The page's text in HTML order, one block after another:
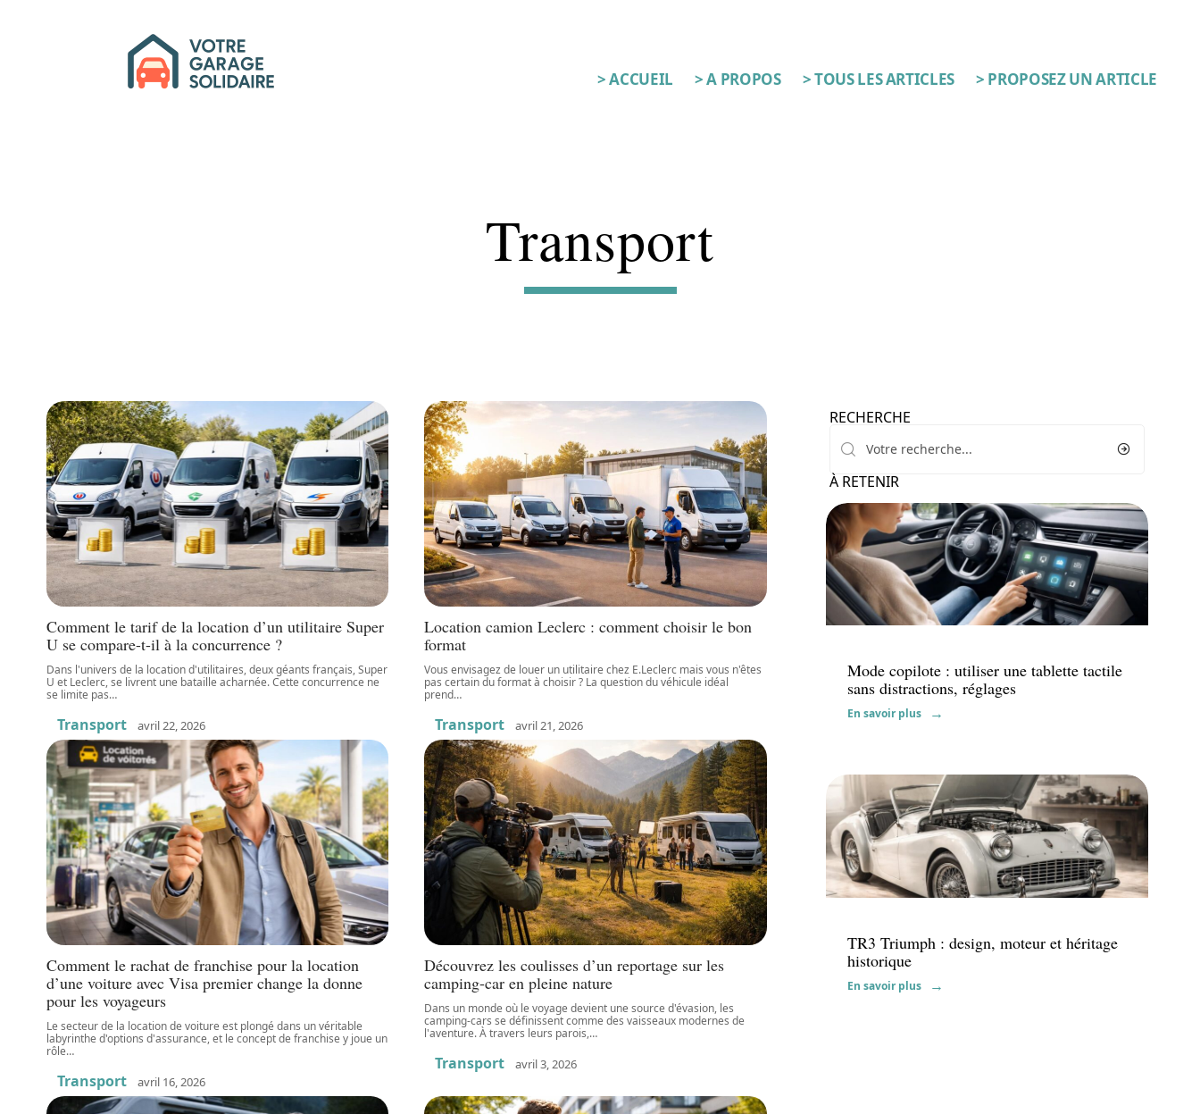
> ACCUEIL > A PROPOS > TOUS LES ARTICLES > PROPOSEZ UN ARTICLE
Transport
Comment le tarif de la location d’un utilitaire Super
U se compare-t-il à la concurrence ?
Dans l'univers de la location d'utilitaires, deux géants français, Super
U et Leclerc, se livrent une bataille acharnée. Cette concurrence ne
se limite pas…
Transport avril 22, 2026
Location camion Leclerc : comment choisir le bon
format
Vous envisagez de louer un utilitaire chez E.Leclerc mais vous n'êtes
pas certain du format à choisir ? La question du véhicule idéal
prend…
Transport avril 21, 2026
Comment le rachat de franchise pour la location
d’une voiture avec Visa premier change la donne
pour les voyageurs
Le secteur de la location de voiture est plongé dans un véritable
labyrinthe d'options d'assurance, et le concept de franchise y joue un
rôle…
Transport avril 16, 2026
Découvrez les coulisses d’un reportage sur les
camping-car en pleine nature
Dans un monde où le voyage devient une source d'évasion, les
camping-cars se définissent comme des vaisseaux modernes de
l'aventure. À travers leurs parois,…
Transport avril 3, 2026
RECHERCHE
À RETENIR
Actu
Mode copilote : utiliser une tablette tactile
sans distractions, réglages
En savoir plus
Actu
TR3 Triumph : design, moteur et héritage
historique
En savoir plus